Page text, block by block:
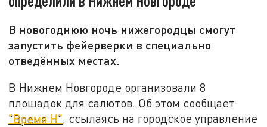
В новогоднюю ночь нижегородцы смогут
запустить фейерверки в специально
отведённых местах.
В Нижнем Новгороде организовали 8
площадок для салютов. Об этом сообщает
"Время Н", ссылаясь на городское управление